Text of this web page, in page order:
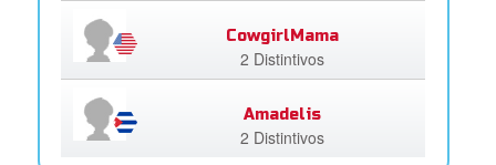
CowgirlMama
2 Distintivos
Amadelis
2 Distintivos